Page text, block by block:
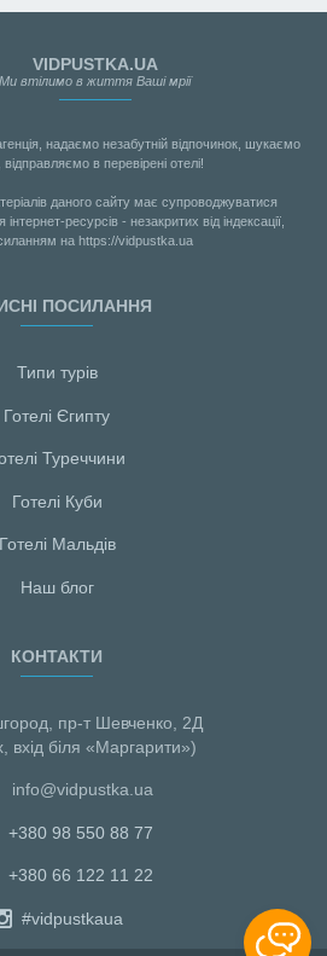
VIDPUSTKA.UA
Ми втілимо в життя Ваші мрії
надаємо незабутній відпочинок, шукаємо
в перевірені отелі!
даного сайту має супроводжуватися
ресурсів - незакритих від індексації,
на https://vidpustka.ua
ПОСИЛАННЯ
Типи турів
Готелі Єгипту
Туреччини
Готелі Куби
Готелі Мальдiв
Наш блог
КОНТАКТИ
пр-т Шевченко, 2Д
вхід біля «Маргарити»)
info@vidpustka.ua
+380 98 550 88 77
+380 66 122 11 22
#vidpustkaua